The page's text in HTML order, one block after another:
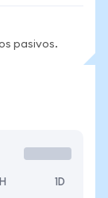
pasivos.
1D